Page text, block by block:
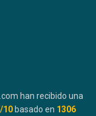
han recibido una
/10 basado en 1306